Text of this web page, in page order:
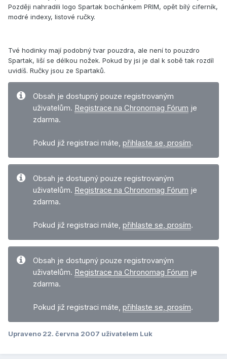
Později nahradili logo Spartak bochánkem PRIM, opět bílý ciferník,
modré indexy, listové ručky.
Tvé hodinky mají podobný tvar pouzdra, ale není to pouzdro
Spartak, liší se délkou nožek. Pokud by jsi je dal k sobě tak rozdíl
uvidíš. Ručky jsou ze Spartaků.
Obsah je dostupný pouze registrovaným
uživatelům. Registrace na Chronomag Fórum je
zdarma.
Pokud již registraci máte, přihlaste se, prosím.
Obsah je dostupný pouze registrovaným
uživatelům. Registrace na Chronomag Fórum je
zdarma.
Pokud již registraci máte, přihlaste se, prosím.
Obsah je dostupný pouze registrovaným
uživatelům. Registrace na Chronomag Fórum je
zdarma.
Pokud již registraci máte, přihlaste se, prosím.
Upraveno 22. června 2007 uživatelem Luk